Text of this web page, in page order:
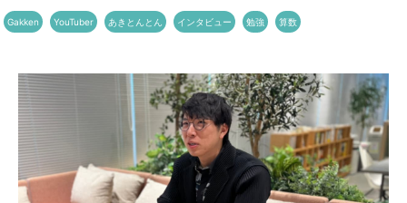
Gakken YouTuber あきとんとん インタビュー 勉強 算数